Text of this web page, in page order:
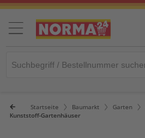
Startseite Baumarkt Garten
Kunststoff-Gartenhäuser